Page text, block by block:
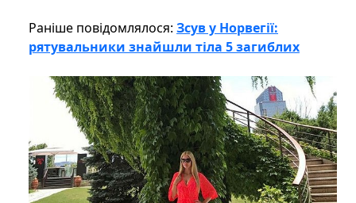
Раніше повідомлялося: Зсув у Норвегії:
рятувальники знайшли тіла 5 загиблих